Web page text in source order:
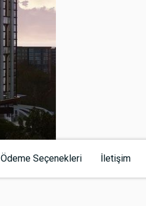
Ödeme Seçenekleri İletişim